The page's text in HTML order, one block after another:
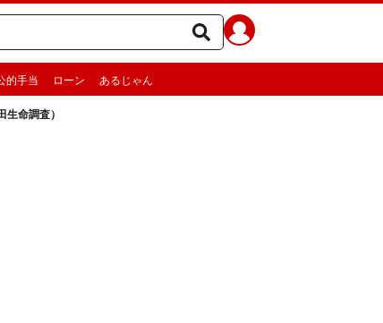
的手当 ローン あるじゃん
命調査）